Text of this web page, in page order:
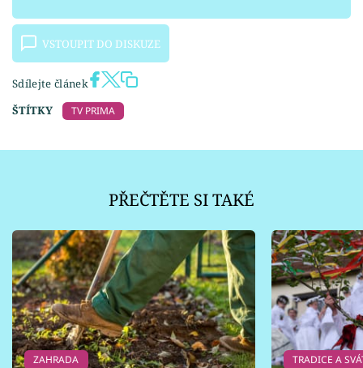
VSTOUPIT DO DISKUZE
Sdílejte článek
ŠTÍTKY
TV PRIMA
PŘEČTĚTE SI TAKÉ
ZAHRADA TRADICE A